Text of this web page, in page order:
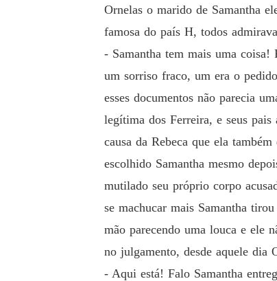
Ornelas o marido de Samantha
famosa do país H, todos
- Samantha tem mais uma coisa!
um sorriso fraco, um era o
esses documentos não parecia
legítima dos Ferreira, e seus
causa da Rebeca que ela
escolhido Samantha mesmo
mutilado seu próprio corpo
se machucar mais Samantha
mão parecendo uma louca e ele
no julgamento, desde aquele dia
- Aqui está! Falo Samantha